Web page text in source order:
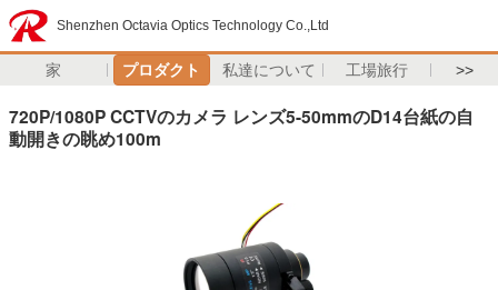
Shenzhen Octavia Optics Technology Co.,Ltd
家 プロダクト 私達について 工場旅行 >>
720P/1080P CCTVのカメラ レンズ5-50mmのD14台紙の自
動開きの眺め100m